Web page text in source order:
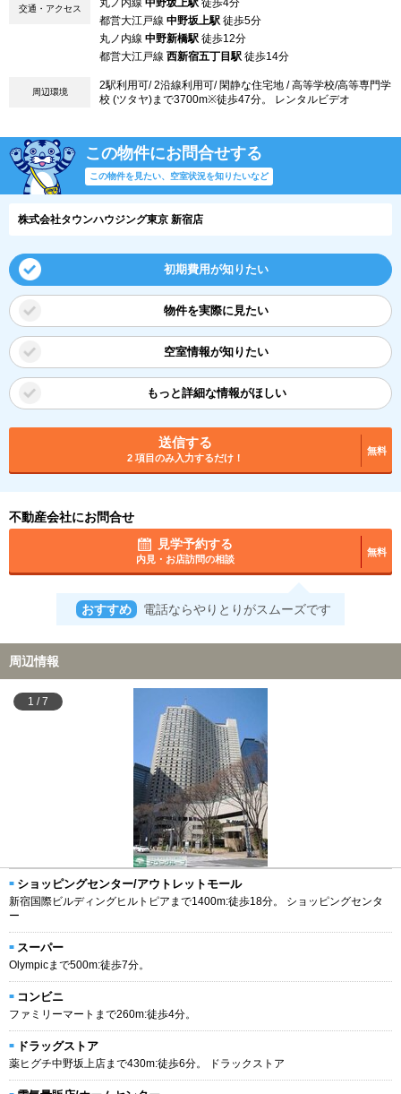
交通・アクセス 丸ノ内線 中野坂上駅 徒歩4分
都営大江戸線 中野坂上駅 徒歩5分
丸ノ内線 中野新橋駅 徒歩12分
都営大江戸線 西新宿五丁目駅 徒歩14分
周辺環境
2駅利用可/ 2沿線利用可/ 閑静な住宅地 / 高等学校/高等専門学
校 (ツタヤ)まで3700m※徒歩47分。 レンタルビデオ
この物件にお問合せする
この物件を見たい、空室状況を知りたいなど
株式会社タウンハウジング東京 新宿店
初期費用が知りたい
物件を実際に見たい
空室情報が知りたい
もっと詳細な情報がほしい
送信する
2 項目のみ入力するだけ！
無料
不動産会社にお問合せ
見学予約する
内見・お店訪問の相談
無料
おすすめ 電話ならやりとりがスムーズです
周辺情報
1 /7
ショッピングセンター/アウトレットモール
新宿国際ビルディングヒルトピアまで1400m:徒歩18分。 ショッピングセンタ
ー
スーパー
Olympicまで500m:徒歩7分。
コンビニ
ファミリーマートまで260m:徒歩4分。
ドラッグストア
薬ヒグチ中野坂上店まで430m:徒歩6分。 ドラックストア